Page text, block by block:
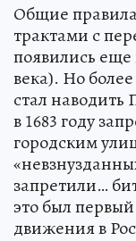
Общие
трактами с
появились
века). Но
стал
в 1683 году
городским
запретили…
это был
движения в